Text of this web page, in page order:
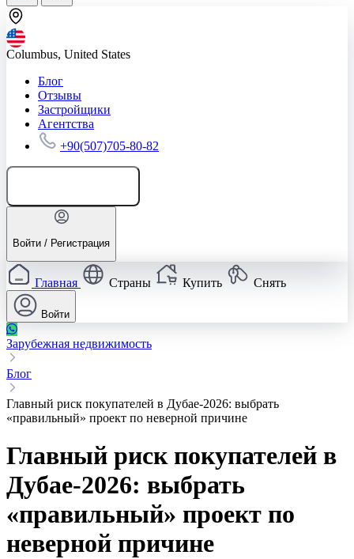
Columbus, United States
Блог
Отзывы
Застройщики
Агентства
+90(507)705-80-82
Войти / Регистрация
Главная Страны Купить Снять
Войти
Зарубежная недвижимость
Блог
Главный риск покупателей в Дубае‑2026: выбрать
«правильный» проект по неверной причине
Главный риск покупателей в
Дубае‑2026: выбрать
«правильный» проект по
неверной причине